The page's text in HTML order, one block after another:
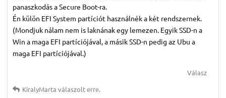
panaszkodás a Secure Boot-ra.
Én külön EFI System partíciót használnék a két rendszernek.
(Mondjuk nálam nem is laknának egy lemezen. Egyik SSD-n a
Win a maga EFI partíciójával, a másik SSD-n pedig az Ubu a
maga EFI partíciójával.)
Válasz
KiralyMarta válaszolt erre.